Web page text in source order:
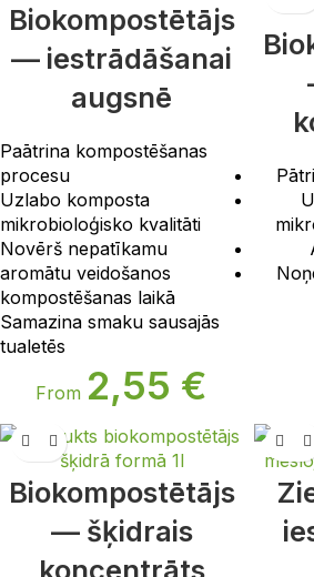
Biokompostētājs
— iestrādāšanai
augsnē
Paātrina kompostēšanas
procesu
Uzlabo komposta
mikrobioloģisko kvalitāti
Novērš nepatīkamu
aromātu veidošanos
kompostēšanas laikā
Samazina smaku sausajās
tualetēs
From 2,55 €
Biokompostētājs
— šķidrais
koncentrāts